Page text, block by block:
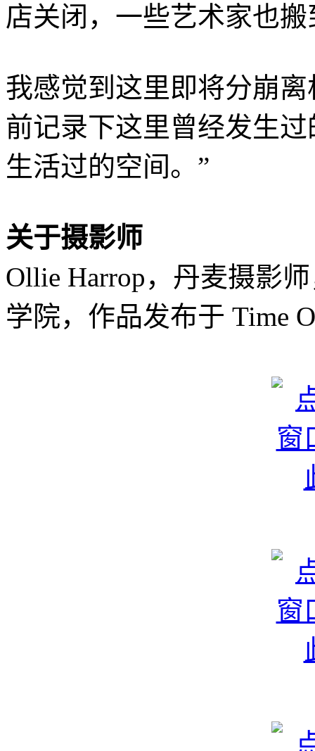
店关闭，一些艺术家也
我感觉到这里即将分崩
前记录下这里曾经发生
生活过的空间。”
关于摄影师
Ollie Harrop，丹麦摄影
学院，作品发布于 Time